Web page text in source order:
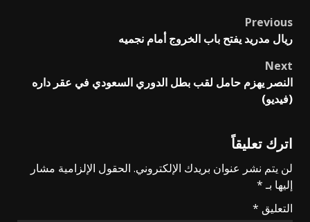
Post
navigation
Previous
ريال مدريد يفتح باب الخروج أمام نجميه
Next
النصر يهزم حامل لقب بطل الدوري السعودي في عقر داره
(فيديو)
اترك تعليقاً
لن يتم نشر عنوان بريدك الإلكتروني. الحقول الإلزامية مشار
إليها بـ*
التعليق *